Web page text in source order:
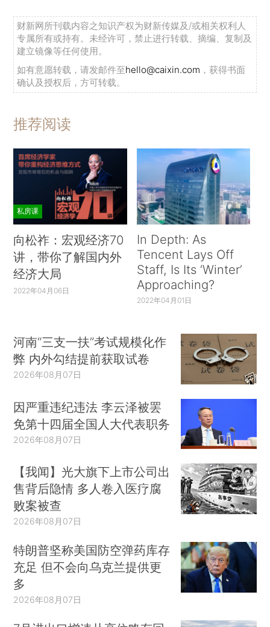
财新网所刊载内容之知识产权为财新传媒及/或相关权利人
专属所有或持有。未经许可，禁止进行转载、摘编、复制及
建立镜像等任何使用。
如有意愿转载，请发邮件至hello@caixin.com ，获得书面
确认及授权后，方可转载。
推荐阅读
私房课
向松祚：宏观经济70
讲，带你了解国内外
经济大局
2022年04月06日
In Depth: As
Tencent Lays Off
Staff, Is Its ‘Winter’
Approaching?
2022年04月01日
河南“三支一扶”考试规模化作
弊 内外勾结提前获取试卷
2026年08月07日
因严重违纪违法 李云泽被罢
免第十四届全国人大代表职务
2026年08月07日
【我闻】光大旗下上市公司出
售背后隐情 多人卷入医疗腐
败案被查
2026年08月07日
特朗普坚称美国防空弹药库存
充足 但不会向乌克兰提供更
多
2026年08月07日